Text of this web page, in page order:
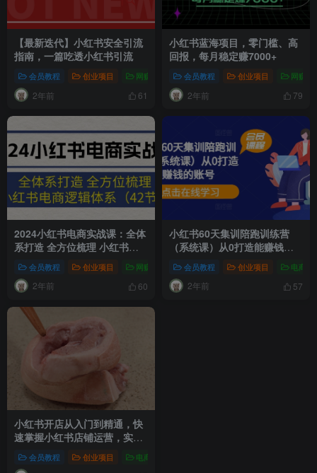
【最新迭代】小红书安全引流
指南，一篇吃透小红书引流
会员教程 创业项目 网赚项目 新媒体项目 爆粉引流项目
2年前 61
小红书蓝海项目，零门槛、高
回报，每月稳定赚7000+
会员教程 创业项目 网赚项
2年前 79
2024小红书电商实战课：全体
系打造 全方位梳理 小红书电
会员教程 创业项目 网赚项目 新媒体项目 爆粉引流项目
2年前 60
小红书60天集训陪跑训练营
（系统课）从0打造能赚钱的
会员教程 创业项目 电商教
2年前 57
小红书开店从入门到精通，快
速掌握小红书店铺运营，实现
开店创收-202节课
会员教程 创业项目 电商教程